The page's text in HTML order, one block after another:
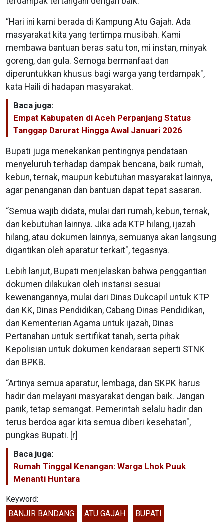
“Hari ini kami berada di Kampung Atu Gajah. Ada
masyarakat kita yang tertimpa musibah. Kami
membawa bantuan beras satu ton, mi instan, minyak
goreng, dan gula. Semoga bermanfaat dan
diperuntukkan khusus bagi warga yang terdampak",
kata Haili di hadapan masyarakat.
Baca juga:
Empat Kabupaten di Aceh Perpanjang Status
Tanggap Darurat Hingga Awal Januari 2026
Bupati juga menekankan pentingnya pendataan
menyeluruh terhadap dampak bencana, baik rumah,
kebun, ternak, maupun kebutuhan masyarakat lainnya,
agar penanganan dan bantuan dapat tepat sasaran.
“Semua wajib didata, mulai dari rumah, kebun, ternak,
dan kebutuhan lainnya. Jika ada KTP hilang, ijazah
hilang, atau dokumen lainnya, semuanya akan langsung
digantikan oleh aparatur terkait", tegasnya.
Lebih lanjut, Bupati menjelaskan bahwa penggantian
dokumen dilakukan oleh instansi sesuai
kewenangannya, mulai dari Dinas Dukcapil untuk KTP
dan KK, Dinas Pendidikan, Cabang Dinas Pendidikan,
dan Kementerian Agama untuk ijazah, Dinas
Pertanahan untuk sertifikat tanah, serta pihak
Kepolisian untuk dokumen kendaraan seperti STNK
dan BPKB.
“Artinya semua aparatur, lembaga, dan SKPK harus
hadir dan melayani masyarakat dengan baik. Jangan
panik, tetap semangat. Pemerintah selalu hadir dan
terus berdoa agar kita semua diberi kesehatan",
pungkas Bupati. [r]
Baca juga:
Rumah Tinggal Kenangan: Warga Lhok Puuk
Menanti Huntara
Keyword:
BANJIR BANDANG
ATU GAJAH BUPATI